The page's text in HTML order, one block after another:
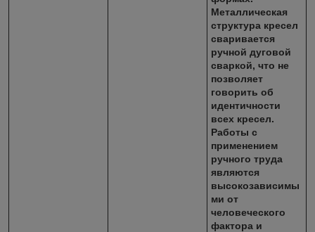
Металлическая
структура кресел
сваривается
ручной дуговой
сваркой, что не
позволяет
говорить об
идентичности
всех кресел.
Работы с
применением
ручного труда
являются
высокозависимы
ми от
человеческого
фактора и